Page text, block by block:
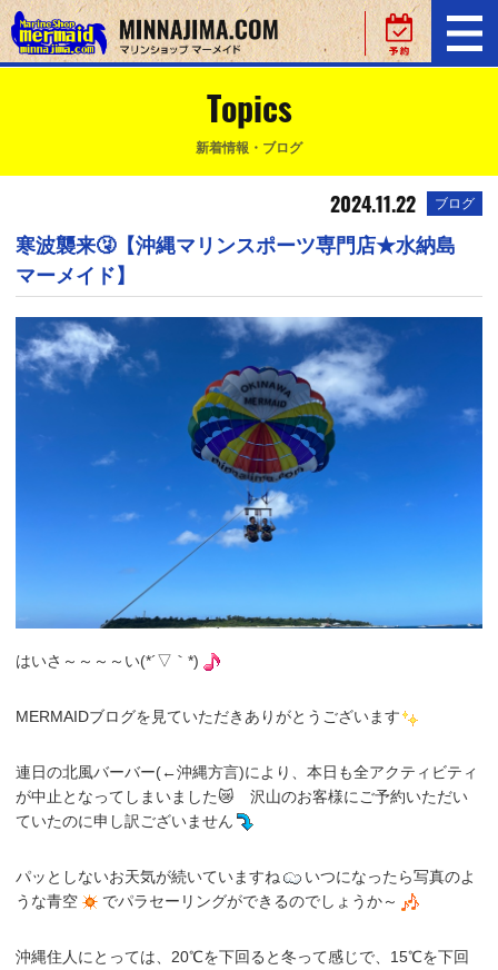
Topics
新着情報・ブログ
2024.11.22 ブログ
寒波襲来🤧【沖縄マリンスポーツ専門店★水納島
マーメイド】
はいさ～～～～い(*´▽｀*)
MERMAIDブログを見ていただきありがとうございます
連日の北風バーバー(←沖縄方言)により、本日も全アクティビティ
が中止となってしまいました😿 沢山のお客様にご予約いただい
ていたのに申し訳ございません
パッとしないお天気が続いていますね
いつになったら写真のよ
うな青空
でパラセーリングができるのでしょうか～
沖縄住人にとっては、20℃を下回ると冬って感じで、15℃を下回